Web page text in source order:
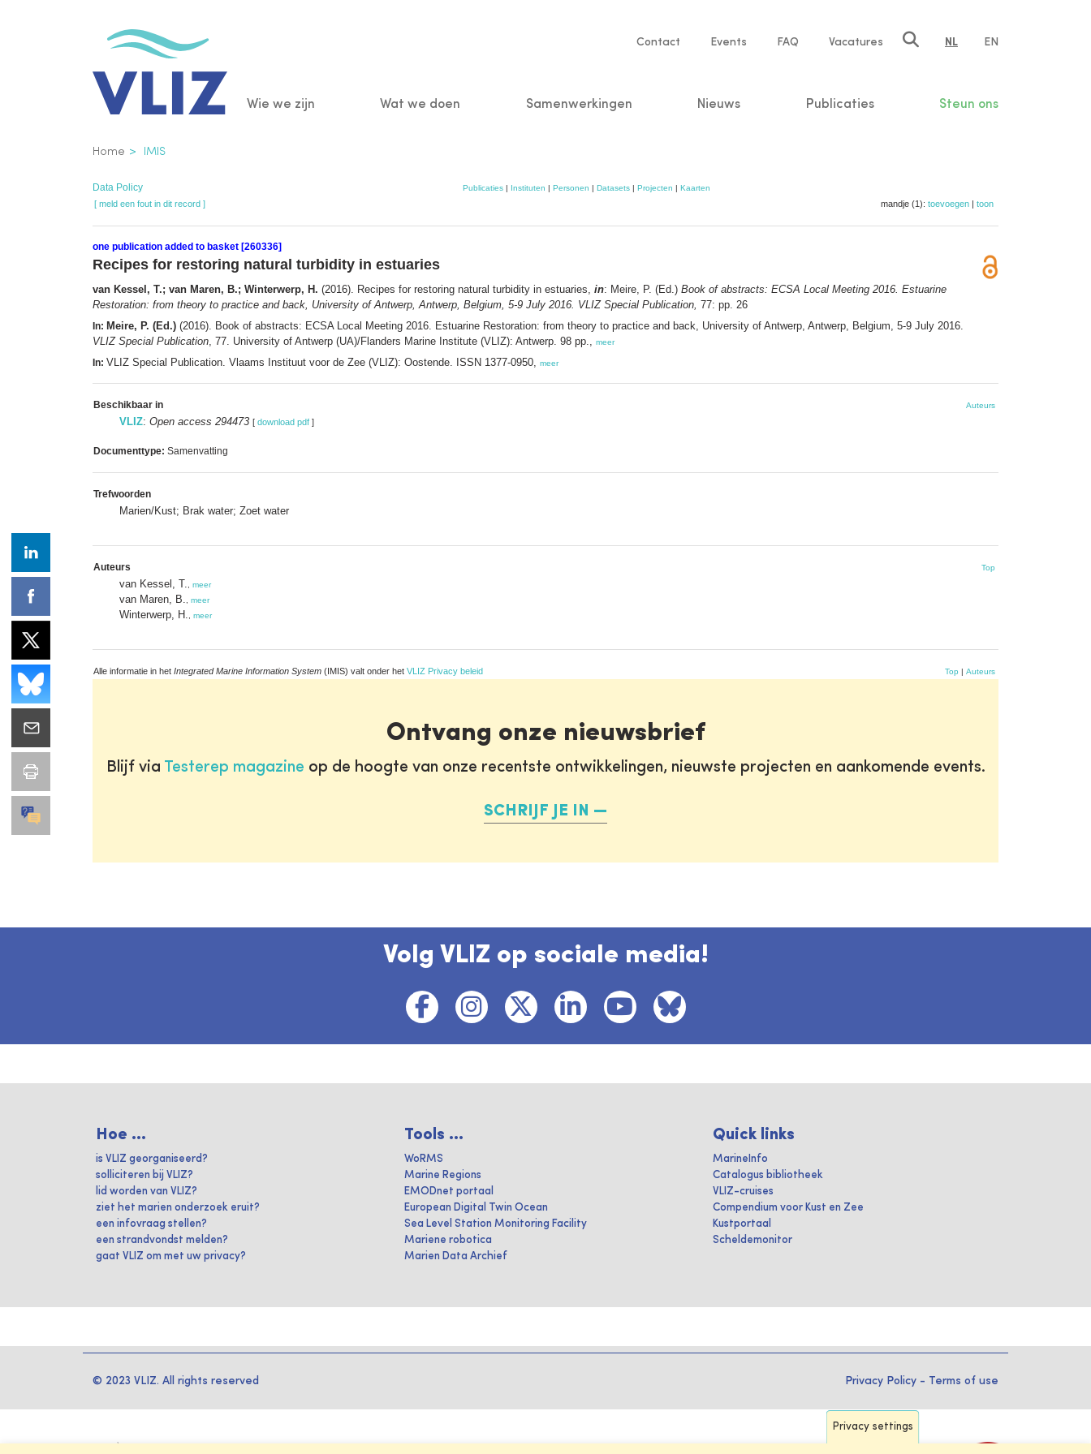
Service
Contact Events FAQ Vacatures NL EN
Main
Wie we zijn Wat we doen Samenwerkingen Nieuws Publicaties Steun ons
Kruimelpad
Home IMIS
Data Policy Publicaties| Instituten | Personen | Datasets| Projecten | Kaarten
[ meld een fout in dit record ] mandje (1): toevoegen | toon
one publication added to basket [260336]
Recipes for restoring natural turbidity in estuaries
van Kessel, T.; van Maren, B.; Winterwerp, H. (2016). Recipes for restoring natural turbidity in estuaries, in: Meire, P. (Ed.) Book of abstracts: ECSA Local Meeting 2016. Estuarine
Restoration: from theory to practice and back, University of Antwerp, Antwerp, Belgium, 5-9 July 2016. VLIZ Special Publication, 77: pp. 26
In: Meire, P. (Ed.) (2016). Book of abstracts: ECSA Local Meeting 2016. Estuarine Restoration: from theory to practice and back, University of Antwerp, Antwerp, Belgium, 5-9 July 2016.
VLIZ Special Publication , 77. University of Antwerp (UA)/Flanders Marine Institute (VLIZ): Antwerp. 98 pp., meer
In: VLIZ Special Publication. Vlaams Instituut voor de Zee (VLIZ): Oostende. ISSN 1377-0950, meer
Beschikbaar in Auteurs
VLIZ: Open access 294473 [ download pdf ]
Documenttype: Samenvatting
Trefwoorden
Marien/Kust; Brak water; Zoet water
Auteurs Top
van Kessel, T. meer
van Maren, B. meer
Winterwerp, H. meer
Alle informatie in het Integrated Marine Information System (IMIS) valt onder het VLIZ Privacy beleid Top | Auteurs
Ontvang onze nieuwsbrief
Blijf via Testerep magazine op de hoogte van onze recentste ontwikkelingen, nieuwste projecten en aankomende events.
SCHRIJF JE IN
Volg VLIZ op sociale media!
Hoe ...
is VLIZ georganiseerd?
solliciteren bij VLIZ?
lid worden van VLIZ?
ziet het marien onderzoek eruit?
een infovraag stellen?
een strandvondst melden?
gaat VLIZ om met uw privacy?
Tools ...
WoRMS
Marine Regions
EMODnet portaal
European Digital Twin Ocean
Sea Level Station Monitoring Facility
Mariene robotica
Marien Data Archief
Quick links
MarineInfo
Catalogus bibliotheek
VLIZ-cruises
Compendium voor Kust en Zee
Kustportaal
Scheldemonitor
© 2023 VLIZ. All rights reserved Privacy Policy - Terms of use
Privacy settings